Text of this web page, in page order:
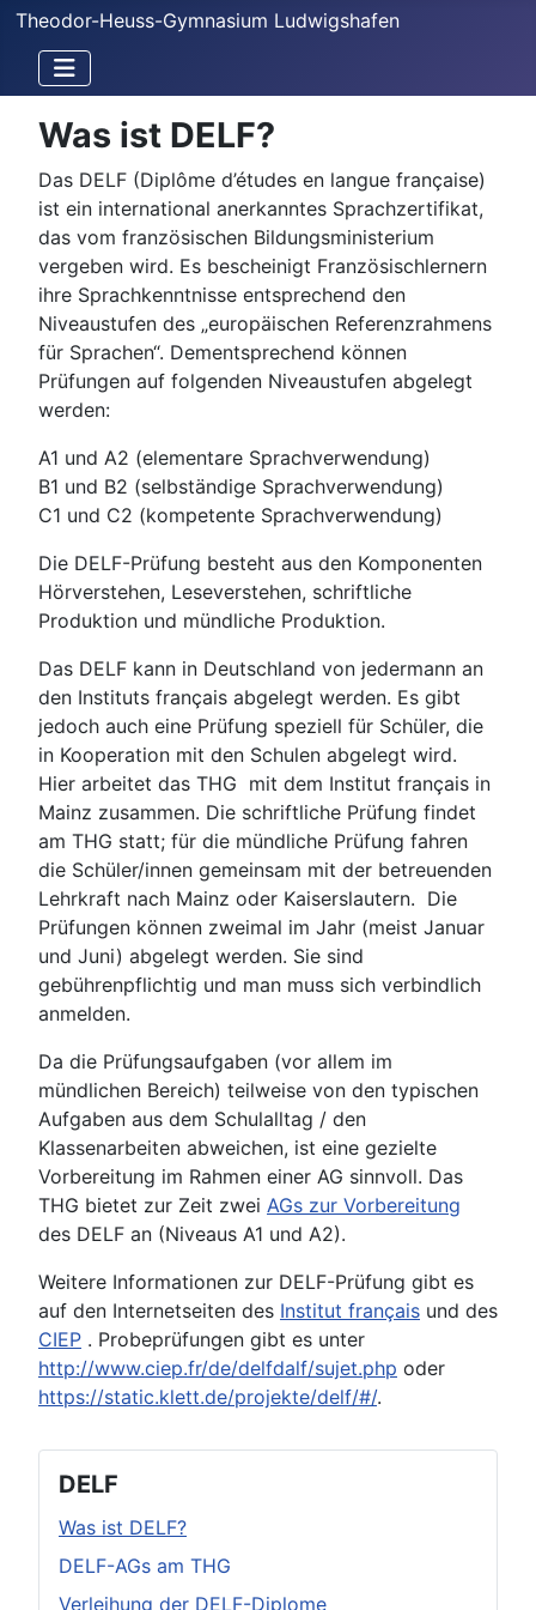
Theodor-Heuss-Gymnasium Ludwigshafen
Was ist DELF?
Das DELF (Diplôme d’études en langue française)
ist ein international anerkanntes Sprachzertifikat,
das vom französischen Bildungsministerium
vergeben wird. Es bescheinigt Französischlernern
ihre Sprachkenntnisse entsprechend den
Niveaustufen des „europäischen Referenzrahmens
für Sprachen“. Dementsprechend können
Prüfungen auf folgenden Niveaustufen abgelegt
werden:
A1 und A2 (elementare Sprachverwendung)
B1 und B2 (selbständige Sprachverwendung)
C1 und C2 (kompetente Sprachverwendung)
Die DELF-Prüfung besteht aus den Komponenten
Hörverstehen, Leseverstehen, schriftliche
Produktion und mündliche Produktion.
Das DELF kann in Deutschland von jedermann an
den Instituts français abgelegt werden. Es gibt
jedoch auch eine Prüfung speziell für Schüler, die
in Kooperation mit den Schulen abgelegt wird.
Hier arbeitet das THG mit dem Institut français in
Mainz zusammen. Die schriftliche Prüfung findet
am THG statt; für die mündliche Prüfung fahren
die Schüler/innen gemeinsam mit der betreuenden
Lehrkraft nach Mainz oder Kaiserslautern. Die
Prüfungen können zweimal im Jahr (meist Januar
und Juni) abgelegt werden. Sie sind
gebührenpflichtig und man muss sich verbindlich
anmelden.
Da die Prüfungsaufgaben (vor allem im
mündlichen Bereich) teilweise von den typischen
Aufgaben aus dem Schulalltag / den
Klassenarbeiten abweichen, ist eine gezielte
Vorbereitung im Rahmen einer AG sinnvoll. Das
THG bietet zur Zeit zwei AGs zur Vorbereitung
des DELF an (Niveaus A1 und A2).
Weitere Informationen zur DELF-Prüfung gibt es
auf den Internetseiten des Institut français und des
CIEP . Probeprüfungen gibt es unter
http://www.ciep.fr/de/delfdalf/sujet.php oder
https://static.klett.de/projekte/delf/#/.
DELF
Was ist DELF?
DELF-AGs am THG
Verleihung der DELF-Diplome